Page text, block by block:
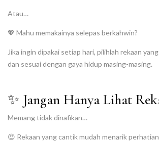
Atau…
💖 Mahu memakainya selepas berkahwin?
Jika ingin dipakai setiap hari, pilihlah rekaan
dan sesuai dengan gaya hidup masing-masing.
✨ Jangan Hanya Lihat
Memang tidak dinafikan…
😍 Rekaan yang cantik mudah menarik